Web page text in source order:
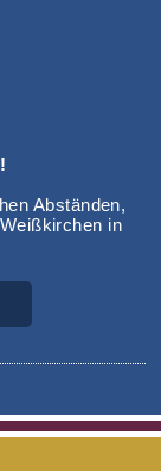
Abständen,
in